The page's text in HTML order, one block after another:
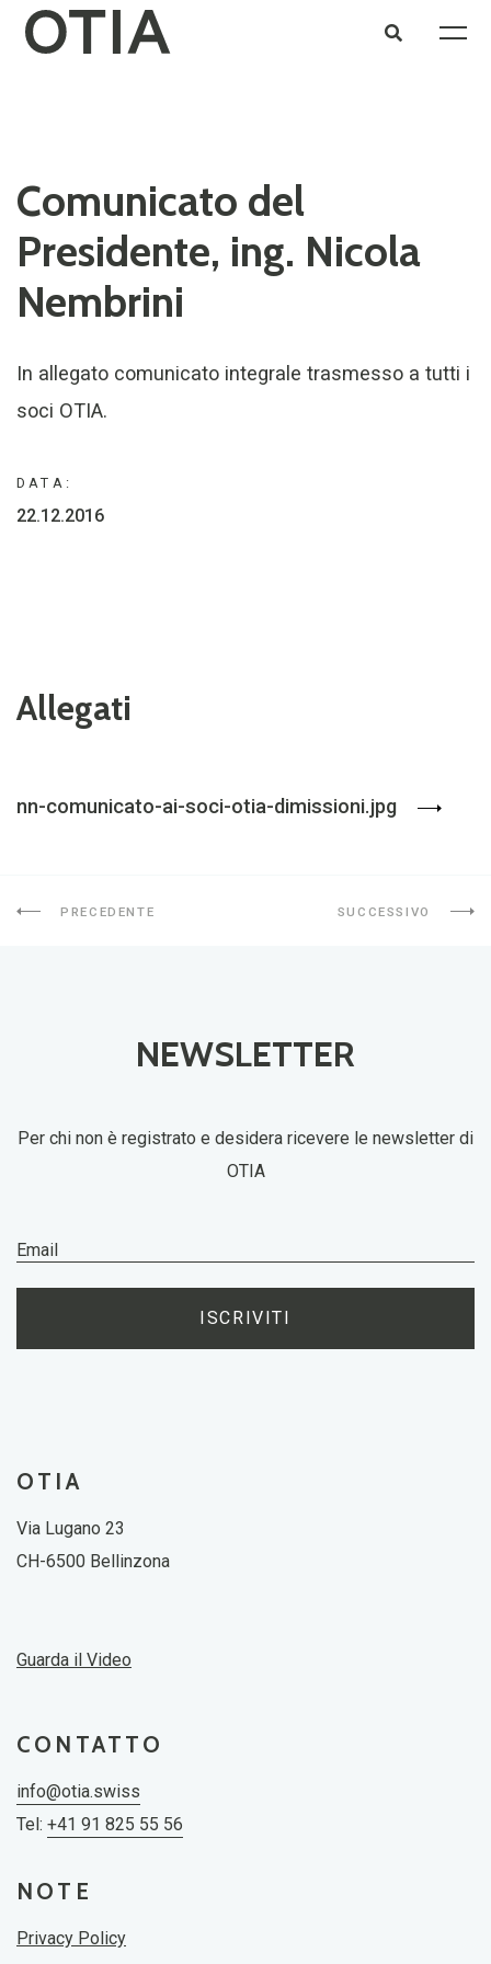
Comunicato del
Presidente, ing. Nicola
Nembrini
In allegato comunicato integrale trasmesso a tutti i
soci OTIA.
DATA:
22.12.2016
Allegati
nn-comunicato-ai-soci-otia-dimissioni.jpg
PRECEDENTE SUCCESSIVO
NEWSLETTER
Per chi non è registrato e desidera ricevere le newsletter di
OTIA
ISCRIVITI
OTIA
Via Lugano 23
CH-6500 Bellinzona
Guarda il Video
CONTATTO
info@otia.swiss
Tel: +41 91 825 55 56
NOTE
Privacy Policy